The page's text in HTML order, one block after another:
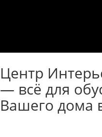
Центр
— всё для
Вашего дома